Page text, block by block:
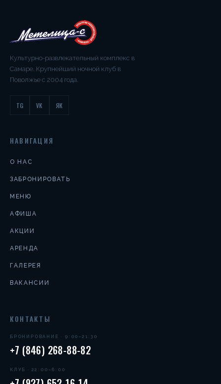
Культурно-развлекательный комплекс в
Самаре. Крупнейший ночной клуб в
Поволжье с 2004 года.
TG VK ЯК
НАВИГАЦИЯ
О НАС
ЗАБРОНИРОВАТЬ
МЕНЮ
АФИША
АКЦИИ
АРЕНДА
ГАЛЕРЕЯ
ВАКАНСИИ
КОНТАКТЫ
БРОНИРОВАНИЕ · 9:00–21:30
+7 (846) 268-88-82
КЛУБ · 22:00–6:00